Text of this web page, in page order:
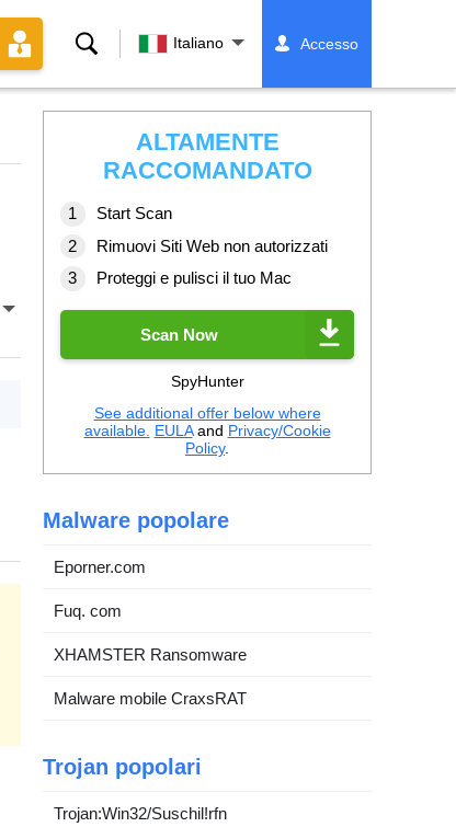
Ricerca Italiano Accesso
ALTAMENTE
RACCOMANDATO
Start Scan
Rimuovi Siti Web non autorizzati
Proteggi e pulisci il tuo Mac
Scan Now
SpyHunter
See additional offer below where
available. EULAand Privacy/Cookie
Policy.
Malware popolare
Eporner.com
Fuq. com
XHAMSTER Ransomware
Malware mobile CraxsRAT
Trojan popolari
Trojan:Win32/Suschil!rfn